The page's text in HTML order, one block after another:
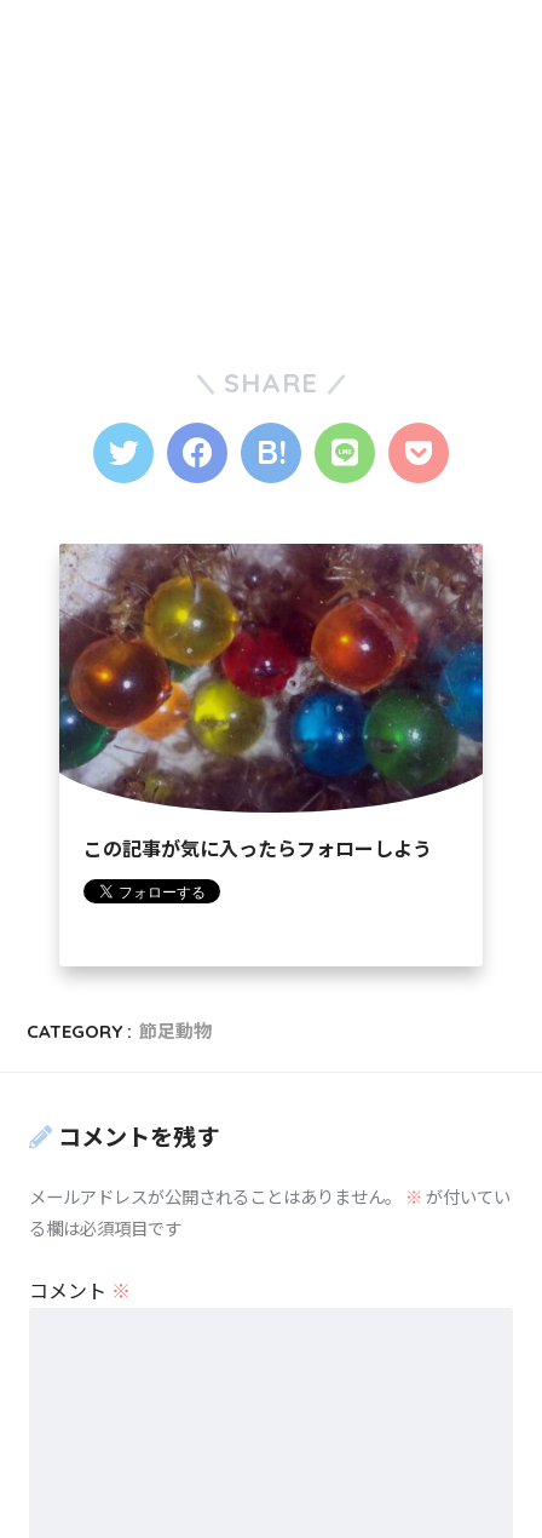
SHARE
この記事が気に入ったらフォローしよう
CATEGORY : 節足動物
コメントを残す
メールアドレスが公開されることはありません。 ※が付いてい
る欄は必須項目です
コメント ※